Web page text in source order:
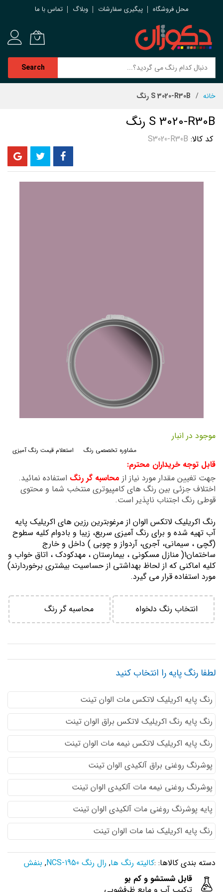
محل فروشگاه پیگیری سفارشات وبلاگ تماس با ما
Search
خانه S 3020-R30B رنگ
S 3020-R30B رنگ
کد کالا S3020-R30B
ابتدای
گالری
موجود در انبار
استعلام قیمت رنگ آمیزی مشاوره تخصصی رنگ
قابل توجه خریداران محترم:
جهت تغیین مقدار مورد نیاز از محاسبه گر رنگ استفاده نمائید.
اختلاف جزئی بین رنگ های کامپیوتری منتخب شما و محتوی
قوطی رنگ اجتناب ناپذیر است.
رنگ اكريليك لاتكس الوان از مرغوبترين رزين هاي اكريليك پايه
آب تهيه شده و برای رنگ آمیزی سریع، زیبا و بادوام کلیه سطوح
(گچی ، سیمانی، آجری، آردواز و چوبی ) داخل و خارج
ساختمان1( منازل مسكوني ، بيمارستان ، مهدكودك ، اتاق خواب و
كليه اماكني كه از لحاظ بهداشتي از حساسيت بيشتري برخوردارند)
مورد استفاده قرار می گیرد.
انتخاب رنگ دلخواه محاسبه گر رنگ
لطفا رنگ پایه را انتخاب کنید
رنگ پایه اكريليك لاتكس مات الوان تینت
رنگ پایه رنگ اكريليك لاتكس براق الوان تینت
رنگ پایه اكريليك لاتكس نيمه مات الوان تینت
پوشرنگ روغنی براق آلکیدی الوان تینت
پوشرنگ روغنی نیمه مات آلکیدی الوان تینت
پایه پوشرنگ روغنی مات آلکیدی الوان تینت
رنگ پایه اکریلیک نما مات الوان تینت
دسته بندی کالاها: :کالیته رنگ ها, رال رنگ NCS-1950 , بنفش
قابل شستشو و کم بو